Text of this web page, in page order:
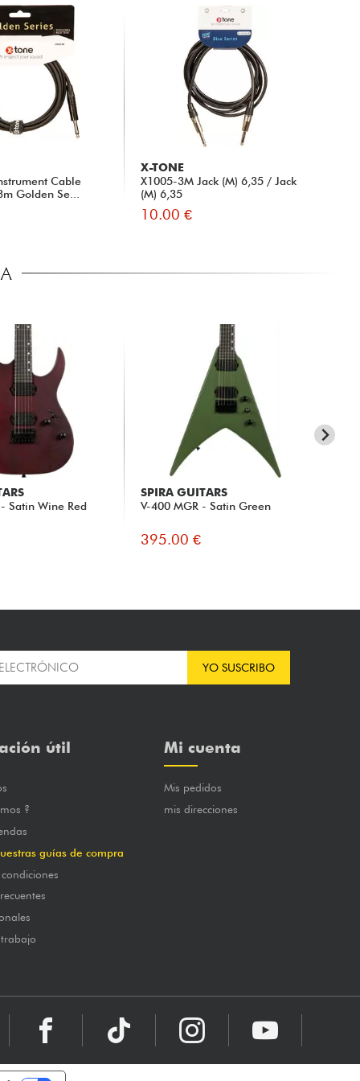
Cable
Golden Se...
X-TONE
X1005-3M Jack (M) 6,35 / Jack
(M) 6,35
10.00 €
Satin Wine Red
SPIRA GUITARS
V-400 MGR - Satin Green
395.00 €
YO SUSCRIBO
útil
?
guías de compra
Mi cuenta
Mis pedidos
mis direcciones